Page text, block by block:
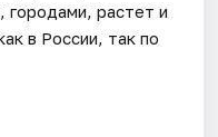
городами, растет и
в России, так по